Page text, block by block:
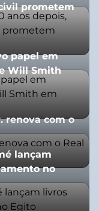
prometem
papel em
Will Smith
renova com o
lançam
no